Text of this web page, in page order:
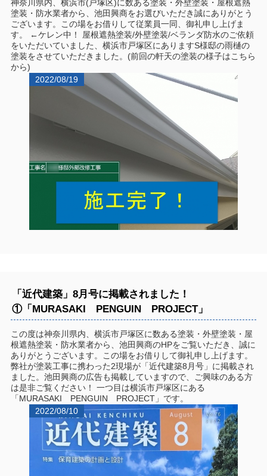
2022/08/19
神奈川県内、横浜市(戸塚区)に数ある塗装・外壁塗装・屋根遮熱
塗装・防水業者から、池田興商をお選びいただき誠にありがとう
ございます。この場をお借りして従業員一同、御礼申し上げま
す。 ←ケレン中！ 屋根遮熱塗装/外壁塗装/ベランダ防水のご依頼
をいただいていました、横浜市戸塚区にありますS様邸の雨樋の
塗装をさせていただきました。(前回の軒天の塗装の様子はこちら
から)
2022/08/10
「近代建築」8月号に掲載されました！
①「MURASAKI PENGUIN PROJECT」
この度は神奈川県内、横浜市戸塚区に数ある塗装・外壁塗装・屋
根遮熱塗装・防水業者から、池田興商のHPをご覧いただき、誠に
ありがとうございます。この場をお借りして御礼申し上げます。
弊社が塗装工事に携わった2現場が「近代建築8月号」に掲載され
ました。池田興商の広告も掲載していますので、ご興味のある方
は是非ご覧ください！ 一つ目は横浜市戸塚区にある
「MURASAKI PENGUIN PROJECT」です。